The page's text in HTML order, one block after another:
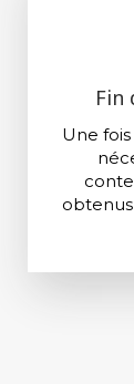
Fin
Une